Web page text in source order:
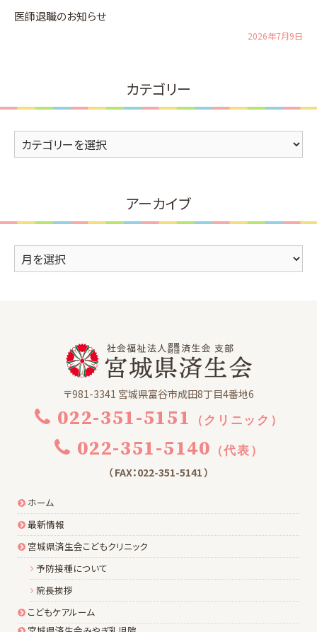
医師退職のお知らせ
2026年7月9日
カテゴリー
カ
テ
アーカイブ
ー
〒981-3341 宮城県富谷市成田8丁目4番地6
022-351-5151 （クリニック）
022-351-5140 （代表）
（ FAX：022-351-5141 ）
ホーム
最新情報
宮城県済生会こどもクリニック
予防接種について
院長挨拶
こどもケアルーム